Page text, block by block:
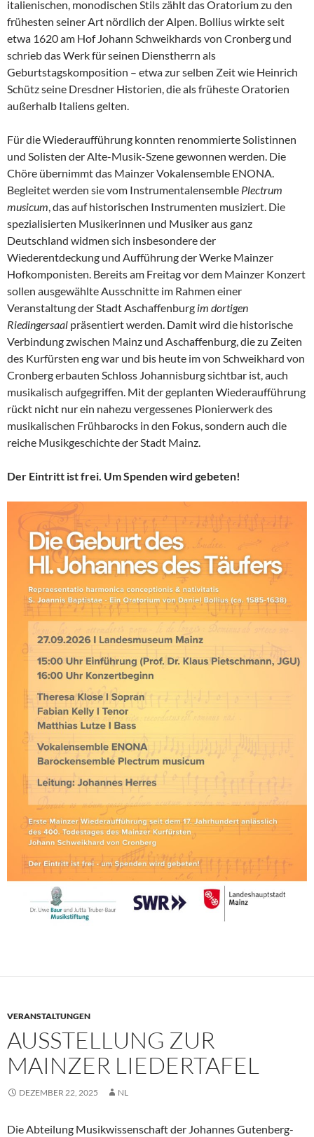
italienischen, monodischen Stils zählt das Oratorium zu den
frühesten seiner Art nördlich der Alpen. Bollius wirkte seit
etwa 1620 am Hof Johann Schweikhards von Cronberg und
schrieb das Werk für seinen Dienstherrn als
Geburtstagskomposition – etwa zur selben Zeit wie Heinrich
Schütz seine Dresdner Historien, die als früheste Oratorien
außerhalb Italiens gelten.
Für die Wiederaufführung konnten renommierte Solistinnen
und Solisten der Alte-Musik-Szene gewonnen werden. Die
Chöre übernimmt das Mainzer Vokalensemble ENONA.
Begleitet werden sie vom Instrumentalensemble Plectrum
musicum, das auf historischen Instrumenten musiziert. Die
spezialisierten Musikerinnen und Musiker aus ganz
Deutschland widmen sich insbesondere der
Wiederentdeckung und Aufführung der Werke Mainzer
Hofkomponisten. Bereits am Freitag vor dem Mainzer Konzert
sollen ausgewählte Ausschnitte im Rahmen einer
Veranstaltung der Stadt Aschaffenburg im dortigen
Riedingersaal präsentiert werden. Damit wird die historische
Verbindung zwischen Mainz und Aschaffenburg, die zu Zeiten
des Kurfürsten eng war und bis heute im von Schweikhard von
Cronberg erbauten Schloss Johannisburg sichtbar ist, auch
musikalisch aufgegriffen. Mit der geplanten Wiederaufführung
rückt nicht nur ein nahezu vergessenes Pionierwerk des
musikalischen Frühbarocks in den Fokus, sondern auch die
reiche Musikgeschichte der Stadt Mainz.
Der Eintritt ist frei. Um Spenden wird gebeten!
VERANSTALTUNGEN
AUSSTELLUNG ZUR
MAINZER LIEDERTAFEL
DEZEMBER 22, 2025 NL
Die Abteilung Musikwissenschaft der Johannes Gutenberg-